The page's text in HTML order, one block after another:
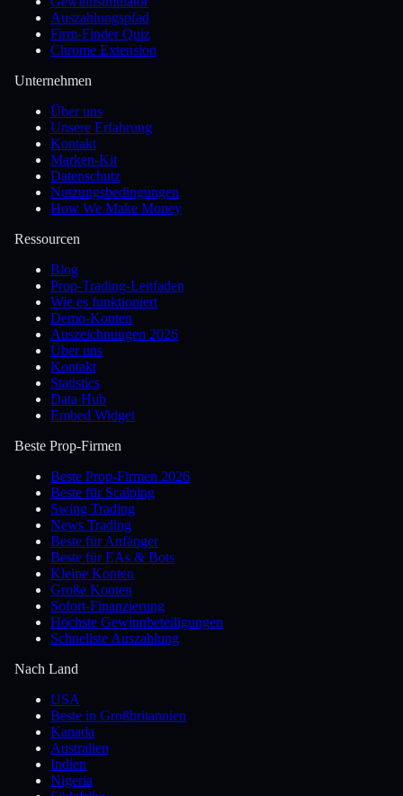
Auszahlungspfad
Firm-Finder Quiz
Chrome Extension
Unternehmen
Über uns
Unsere Erfahrung
Kontakt
Marken-Kit
Datenschutz
Nutzungsbedingungen
How We Make Money
Ressourcen
Blog
Prop-Trading-Leitfaden
Wie es funktioniert
Demo-Konten
Auszeichnungen 2026
Über uns
Kontakt
Statistics
Data Hub
Embed Widget
Beste Prop-Firmen
Beste Prop-Firmen 2026
Beste für Scalping
Swing Trading
News Trading
Beste für Anfänger
Beste für EAs & Bots
Kleine Konten
Große Konten
Sofort-Finanzierung
Höchste Gewinnbeteiligungen
Schnellste Auszahlung
Nach Land
USA
Beste in Großbritannien
Kanada
Australien
Indien
Nigeria